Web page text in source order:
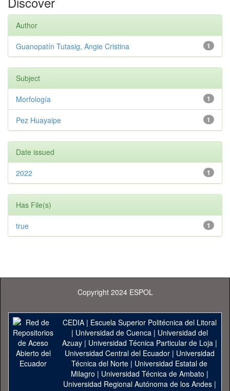
Author
1
Guanopatín Tutasig, Angie Cristina
Subject
1
Morfología
1
Pez Huayaipe
Date issued
1
2022
Has File(s)
1
true
Copyright 2024 ESPOL
CEDIA| Escuela Superior Politécnica del Litoral
| Universidad de Cuenca| Universidad del
Azuay| Universidad Técnica Particular de Loja|
Universidad Central del Ecuador| Universidad
Técnica del Norte | Universidad Estatal de
Milagro | Universidad Técnica de Ambato |
Universidad Regional Autónoma de los Andes|